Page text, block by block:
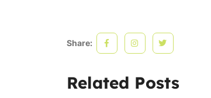
Share:
Related Posts